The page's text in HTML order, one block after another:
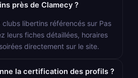
près de Clamecy ?
libertins référencés sur Pas
leurs fiches détaillées, horaires
directement sur le site.
la certification des profils ?